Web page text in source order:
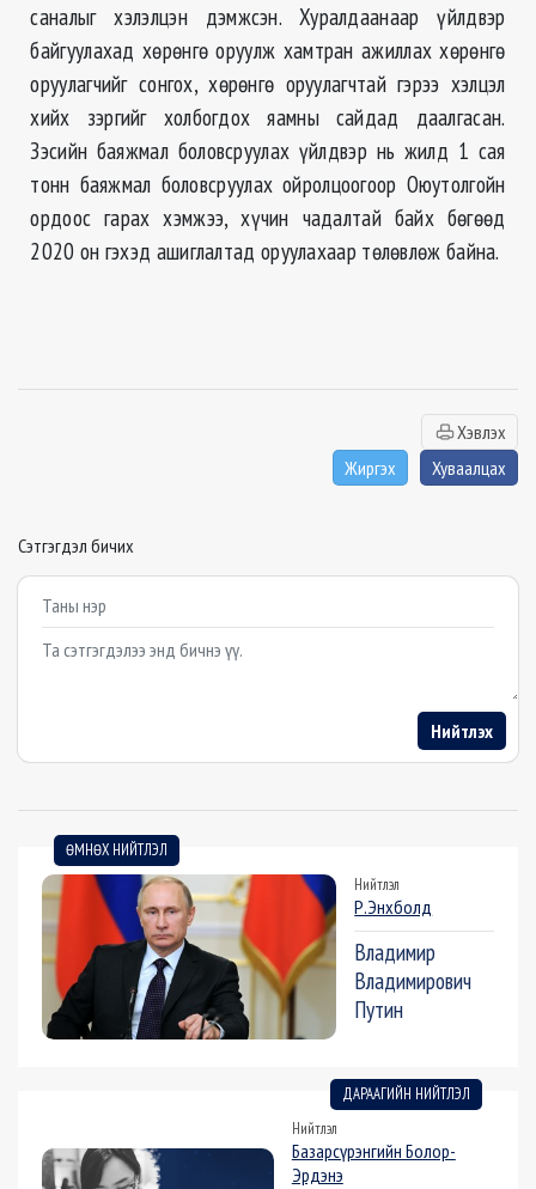
саналыг хэлэлцэн дэмжсэн. Хуралдаанаар үйлдвэр
байгуулахад хөрөнгө оруулж хамтран ажиллах хөрөнгө
оруулагчийг сонгох, хөрөнгө оруулагчтай гэрээ хэлцэл
хийх зэргийг холбогдох яамны сайдад даалгасан.
Зэсийн баяжмал боловсруулах үйлдвэр нь жилд 1 сая
тонн баяжмал боловсруулах ойролцоогоор Оюутолгойн
ордоос гарах хэмжээ, хүчин чадалтай байх бөгөөд
2020 он гэхэд ашиглалтад оруулахаар төлөвлөж байна.
Хэвлэх
Жиргэх
Хуваалцах
Сэтгэгдэл бичих
Example textarea
Нийтлэх
ӨМНӨХ НИЙТЛЭЛ
Нийтлэл
Р.Энхболд
Владимир
Владимирович
Путин
ДАРААГИЙН НИЙТЛЭЛ
Нийтлэл
Базарсүрэнгийн Болор-
Эрдэнэ